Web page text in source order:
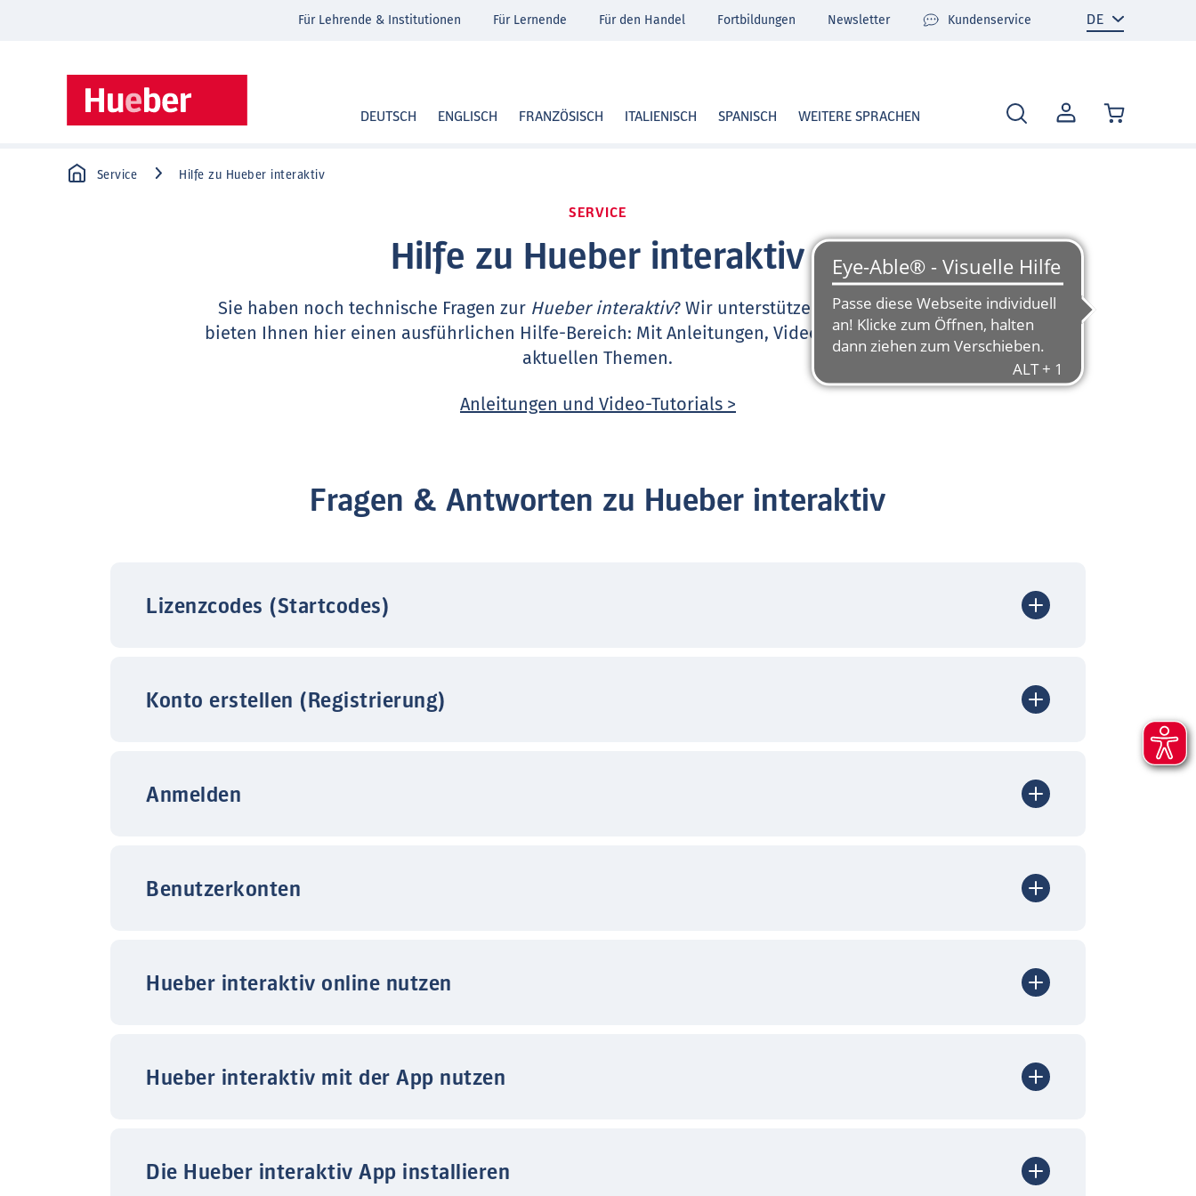
MEIN
KONTO
DEUTSCH ENGLISCH FRANZÖSISCH ITALIENISCH SPANISCH WEITERE SPRACHEN
Für Lehrende & Institutionen Für Lernende Für den Handel Fortbildungen Newsletter Kundenservice
Service Hilfe zu Hueber interaktiv
SERVICE
Hilfe zu Hueber interaktiv
Sie haben noch technische Fragen zur Hueber interaktiv? Wir unterstützen Sie sehr gerne und
bieten Ihnen hier einen ausführlichen Hilfe-Bereich: Mit Anleitungen, Video-Tutorials und FAQ zu
aktuellen Themen.
Anleitungen und Video-Tutorials >
Fragen & Antworten zu Hueber interaktiv
Lizenzcodes (Startcodes)
Konto erstellen (Registrierung)
Anmelden
Benutzerkonten
Hueber interaktiv online nutzen
Hueber interaktiv mit der App nutzen
Die Hueber interaktiv App installieren